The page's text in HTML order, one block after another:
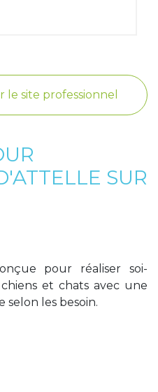
le site professionnel
SUR
pour réaliser soi-
et chats avec une
selon les besoin.